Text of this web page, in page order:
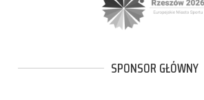
SPONSOR GŁÓWNY